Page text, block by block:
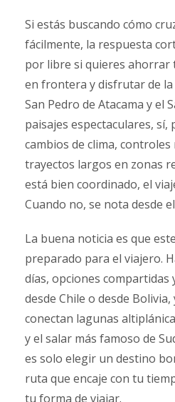
Si estás buscando cómo
fácilmente, la respuesta
por libre si quieres ahorrar
en frontera y disfrutar de la
San Pedro de Atacama y el
paisajes espectaculares,
cambios de clima,
trayectos largos en zonas
está bien coordinado, el
Cuando no, se nota desde
La buena noticia es que
preparado para el viajero.
días, opciones compartidas
desde Chile o desde
conectan lagunas
y el salar más famoso de
es solo elegir un destino
ruta que encaje con tu
tu forma de viajar.